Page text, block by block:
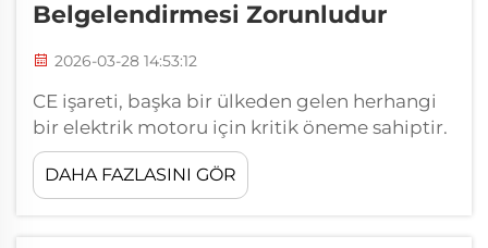
Belgelendirmesi Zorunludur
2026-03-28 14:53:12
CE işareti, başka bir ülkeden gelen herhangi
bir elektrik motoru için kritik öneme sahiptir.
Bu işaret, ürünün Avrupa Birliği'nin güvenlik
ve çevre kurallarını karşıladığını gösterir.
HONGMA gibi bir şirket asenkron elektrik
DAHA FAZLASINI GÖR